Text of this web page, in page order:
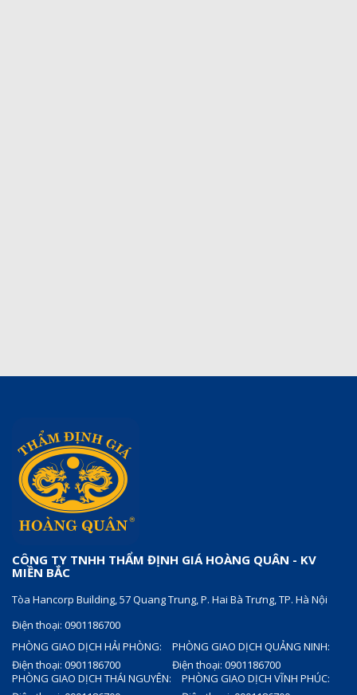
CÔNG TY TNHH THẨM ĐỊNH GIÁ HOÀNG QUÂN - KV
MIỀN BẮC
Tòa Hancorp Building, 57 Quang Trung, P. Hai Bà Trưng, TP. Hà Nội
Điện thoại: 0901186700
PHÒNG GIAO DỊCH HẢI PHÒNG:
Điện thoại: 0901186700
PHÒNG GIAO DỊCH QUẢNG NINH:
Điện thoại: 0901186700
PHÒNG GIAO DỊCH THÁI NGUYÊN:
PHÒNG GIAO DỊCH VĨNH PHÚC: